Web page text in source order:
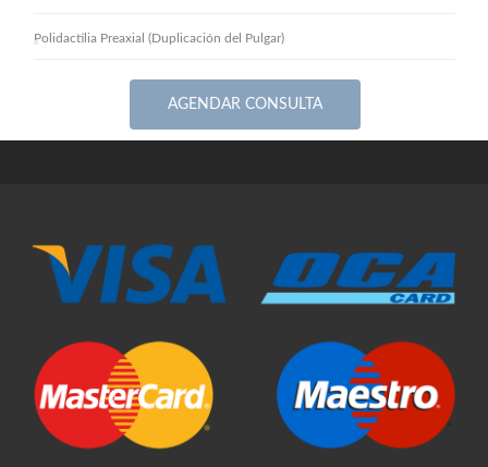
Polidactilia Preaxial (Duplicación del Pulgar)
AGENDAR CONSULTA